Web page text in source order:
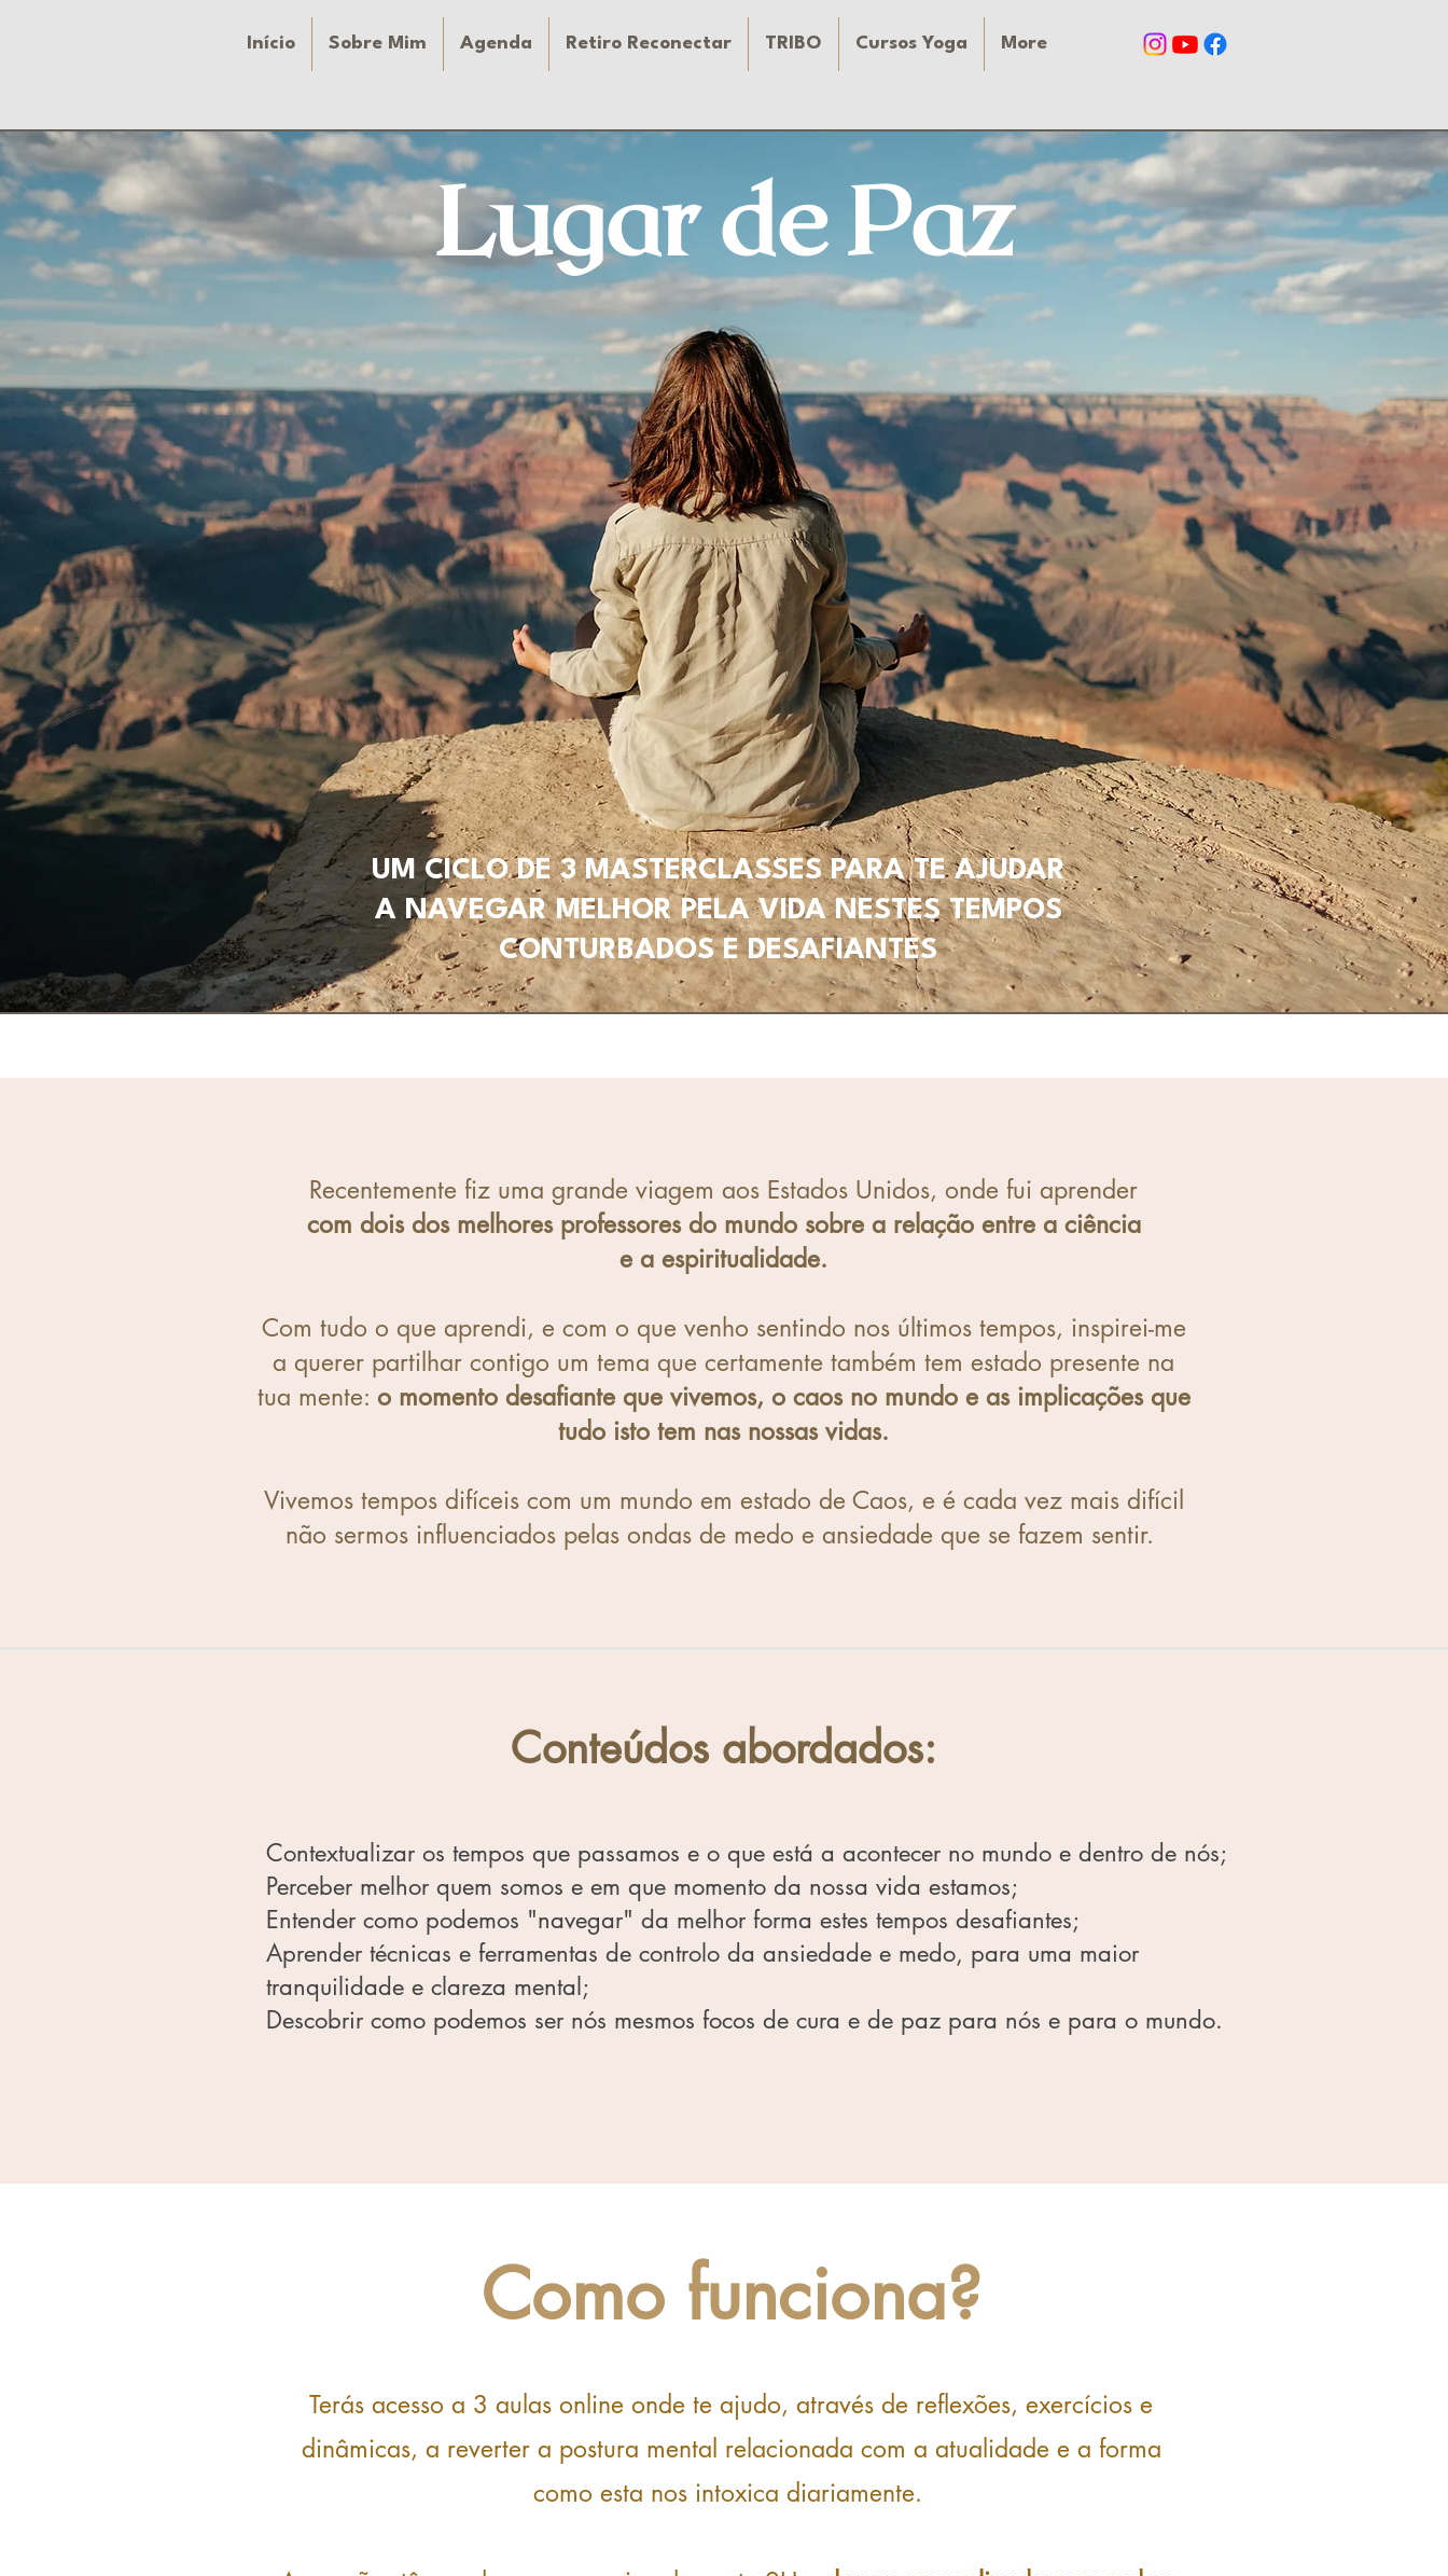
Início Sobre Mim Agenda Retiro Reconectar TRIBO Cursos Yoga More
Lugar de Paz
UM CICLO DE 3 MASTERCLASSES PARA TE AJUDAR
A NAVEGAR MELHOR PELA VIDA NESTES TEMPOS
CONTURBADOS E DESAFIANTES
Recentemente fiz uma grande viagem aos Estados Unidos, onde fui aprender
com dois dos melhores professores do mundo sobre a relação entre a ciência
e a espiritualidade.
Com tudo o que aprendi, e com o que venho sentindo nos últimos tempos, inspirei-me
a querer partilhar contigo um tema que certamente também tem estado presente na
tua mente: o momento desafiante que vivemos, o caos no mundo e as implicações que
tudo isto tem nas nossas vidas.
Vivemos tempos difíceis com um mundo em estado de Caos, e é cada vez mais difícil
não sermos influenciados pelas ondas de medo e ansiedade que se fazem sentir.
Conteúdos abordados:
Contextualizar os tempos que passamos e o que está a acontecer no mundo e dentro de nós;
Perceber melhor quem somos e em que momento da nossa vida estamos;
Entender como podemos "navegar" da melhor forma estes tempos desafiantes;
Aprender técnicas e ferramentas de controlo da ansiedade e medo, para uma maior
tranquilidade e clareza mental;
Descobrir como podemos ser nós mesmos focos de cura e de paz para nós e para o mundo.
Como funciona?
Terás acesso a 3 aulas online onde te ajudo, através de reflexões, exercícios e
dinâmicas, a reverter a postura mental relacionada com a atualidade e a forma
como esta nos intoxica diariamente.